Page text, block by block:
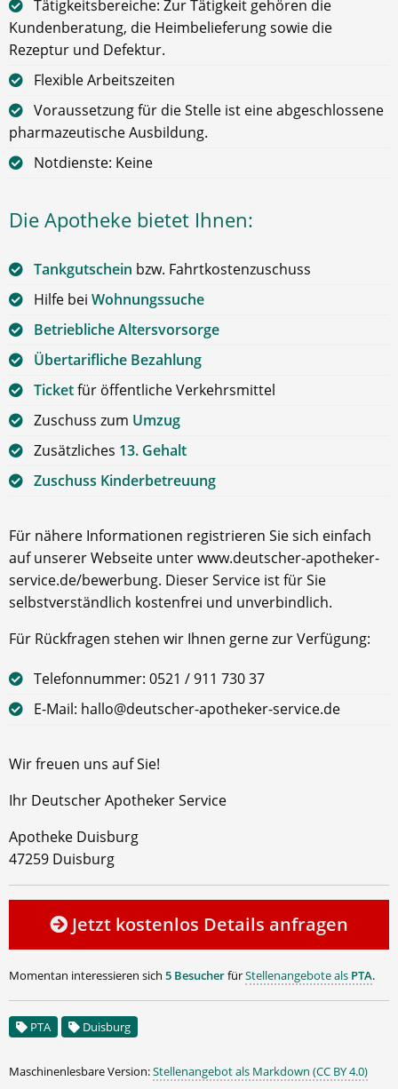
Tätigkeitsbereiche: Zur Tätigkeit gehören die
Kundenberatung, die Heimbelieferung sowie die
Rezeptur und Defektur.
Flexible Arbeitszeiten
Voraussetzung für die Stelle ist eine abgeschlossene
pharmazeutische Ausbildung.
Notdienste: Keine
Die Apotheke bietet Ihnen:
Tankgutschein bzw. Fahrtkostenzuschuss
Hilfe bei Wohnungssuche
Betriebliche Altersvorsorge
Übertarifliche Bezahlung
Ticketfür öffentliche Verkehrsmittel
Zuschuss zum Umzug
Zusätzliches 13. Gehalt
Zuschuss Kinderbetreuung
Für nähere Informationen registrieren Sie sich einfach
auf unserer Webseite unter www.deutscher-apotheker-
service.de/bewerbung. Dieser Service ist für Sie
selbstverständlich kostenfrei und unverbindlich.
Für Rückfragen stehen wir Ihnen gerne zur Verfügung:
Telefonnummer: 0521 / 911 730 37
E-Mail: hallo@deutscher-apotheker-service.de
Wir freuen uns auf Sie!
Ihr Deutscher Apotheker Service
Apotheke Duisburg
47259 Duisburg
Jetzt kostenlos Details anfragen
Momentan interessieren sich 5 BesucherfürStellenangebote als PTA.
PTA Duisburg
Maschinenlesbare Version:Stellenangebot als Markdown (CC BY 4.0)